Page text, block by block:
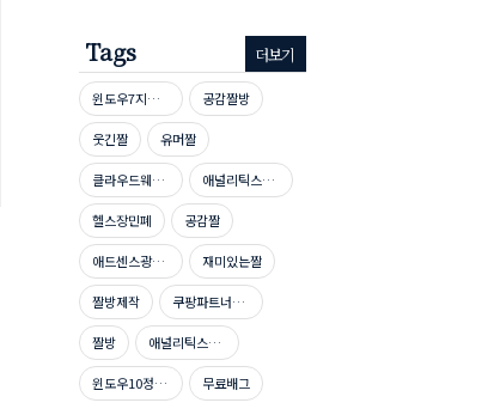
Tags 더보기
윈도우7지원종료 공감짤방
웃긴짤 유머짤
클라우드웨이즈호스팅 애널리틱스자격증시험문제
헬스장민폐 공감짤
애드센스광고단가높이기 재미있는짤
짤방제작 쿠팡파트너스신청방법
짤방 애널리틱스자격증
윈도우10정품인증 무료배그